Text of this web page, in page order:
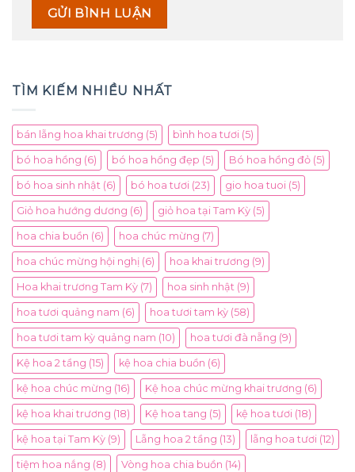
TÌM KIẾM NHIỀU NHẤT
bán lẵng hoa khai trương (5) bình hoa tươi (5)
bó hoa hồng (6) bó hoa hồng đẹp (5) Bó hoa hồng đỏ (5)
bó hoa sinh nhật (6) bó hoa tươi (23) gio hoa tuoi (5)
Giỏ hoa hướng dương (6) giỏ hoa tại Tam Kỳ (5)
hoa chia buồn (6) hoa chúc mừng (7)
hoa chúc mừng hội nghị (6) hoa khai trương (9)
Hoa khai trương Tam Kỳ (7) hoa sinh nhật (9)
hoa tươi quảng nam (6) hoa tươi tam kỳ (58)
hoa tươi tam kỳ quảng nam (10) hoa tươi đà nẵng (9)
Kệ hoa 2 tầng (15) kệ hoa chia buồn (6)
kệ hoa chúc mừng (16) Kệ hoa chúc mừng khai trương (6)
kệ hoa khai trương (18) Kệ hoa tang (5) kệ hoa tươi (18)
kệ hoa tại Tam Kỳ (9) Lẵng hoa 2 tầng (13) lẵng hoa tươi (12)
tiệm hoa nắng (8) Vòng hoa chia buồn (14)